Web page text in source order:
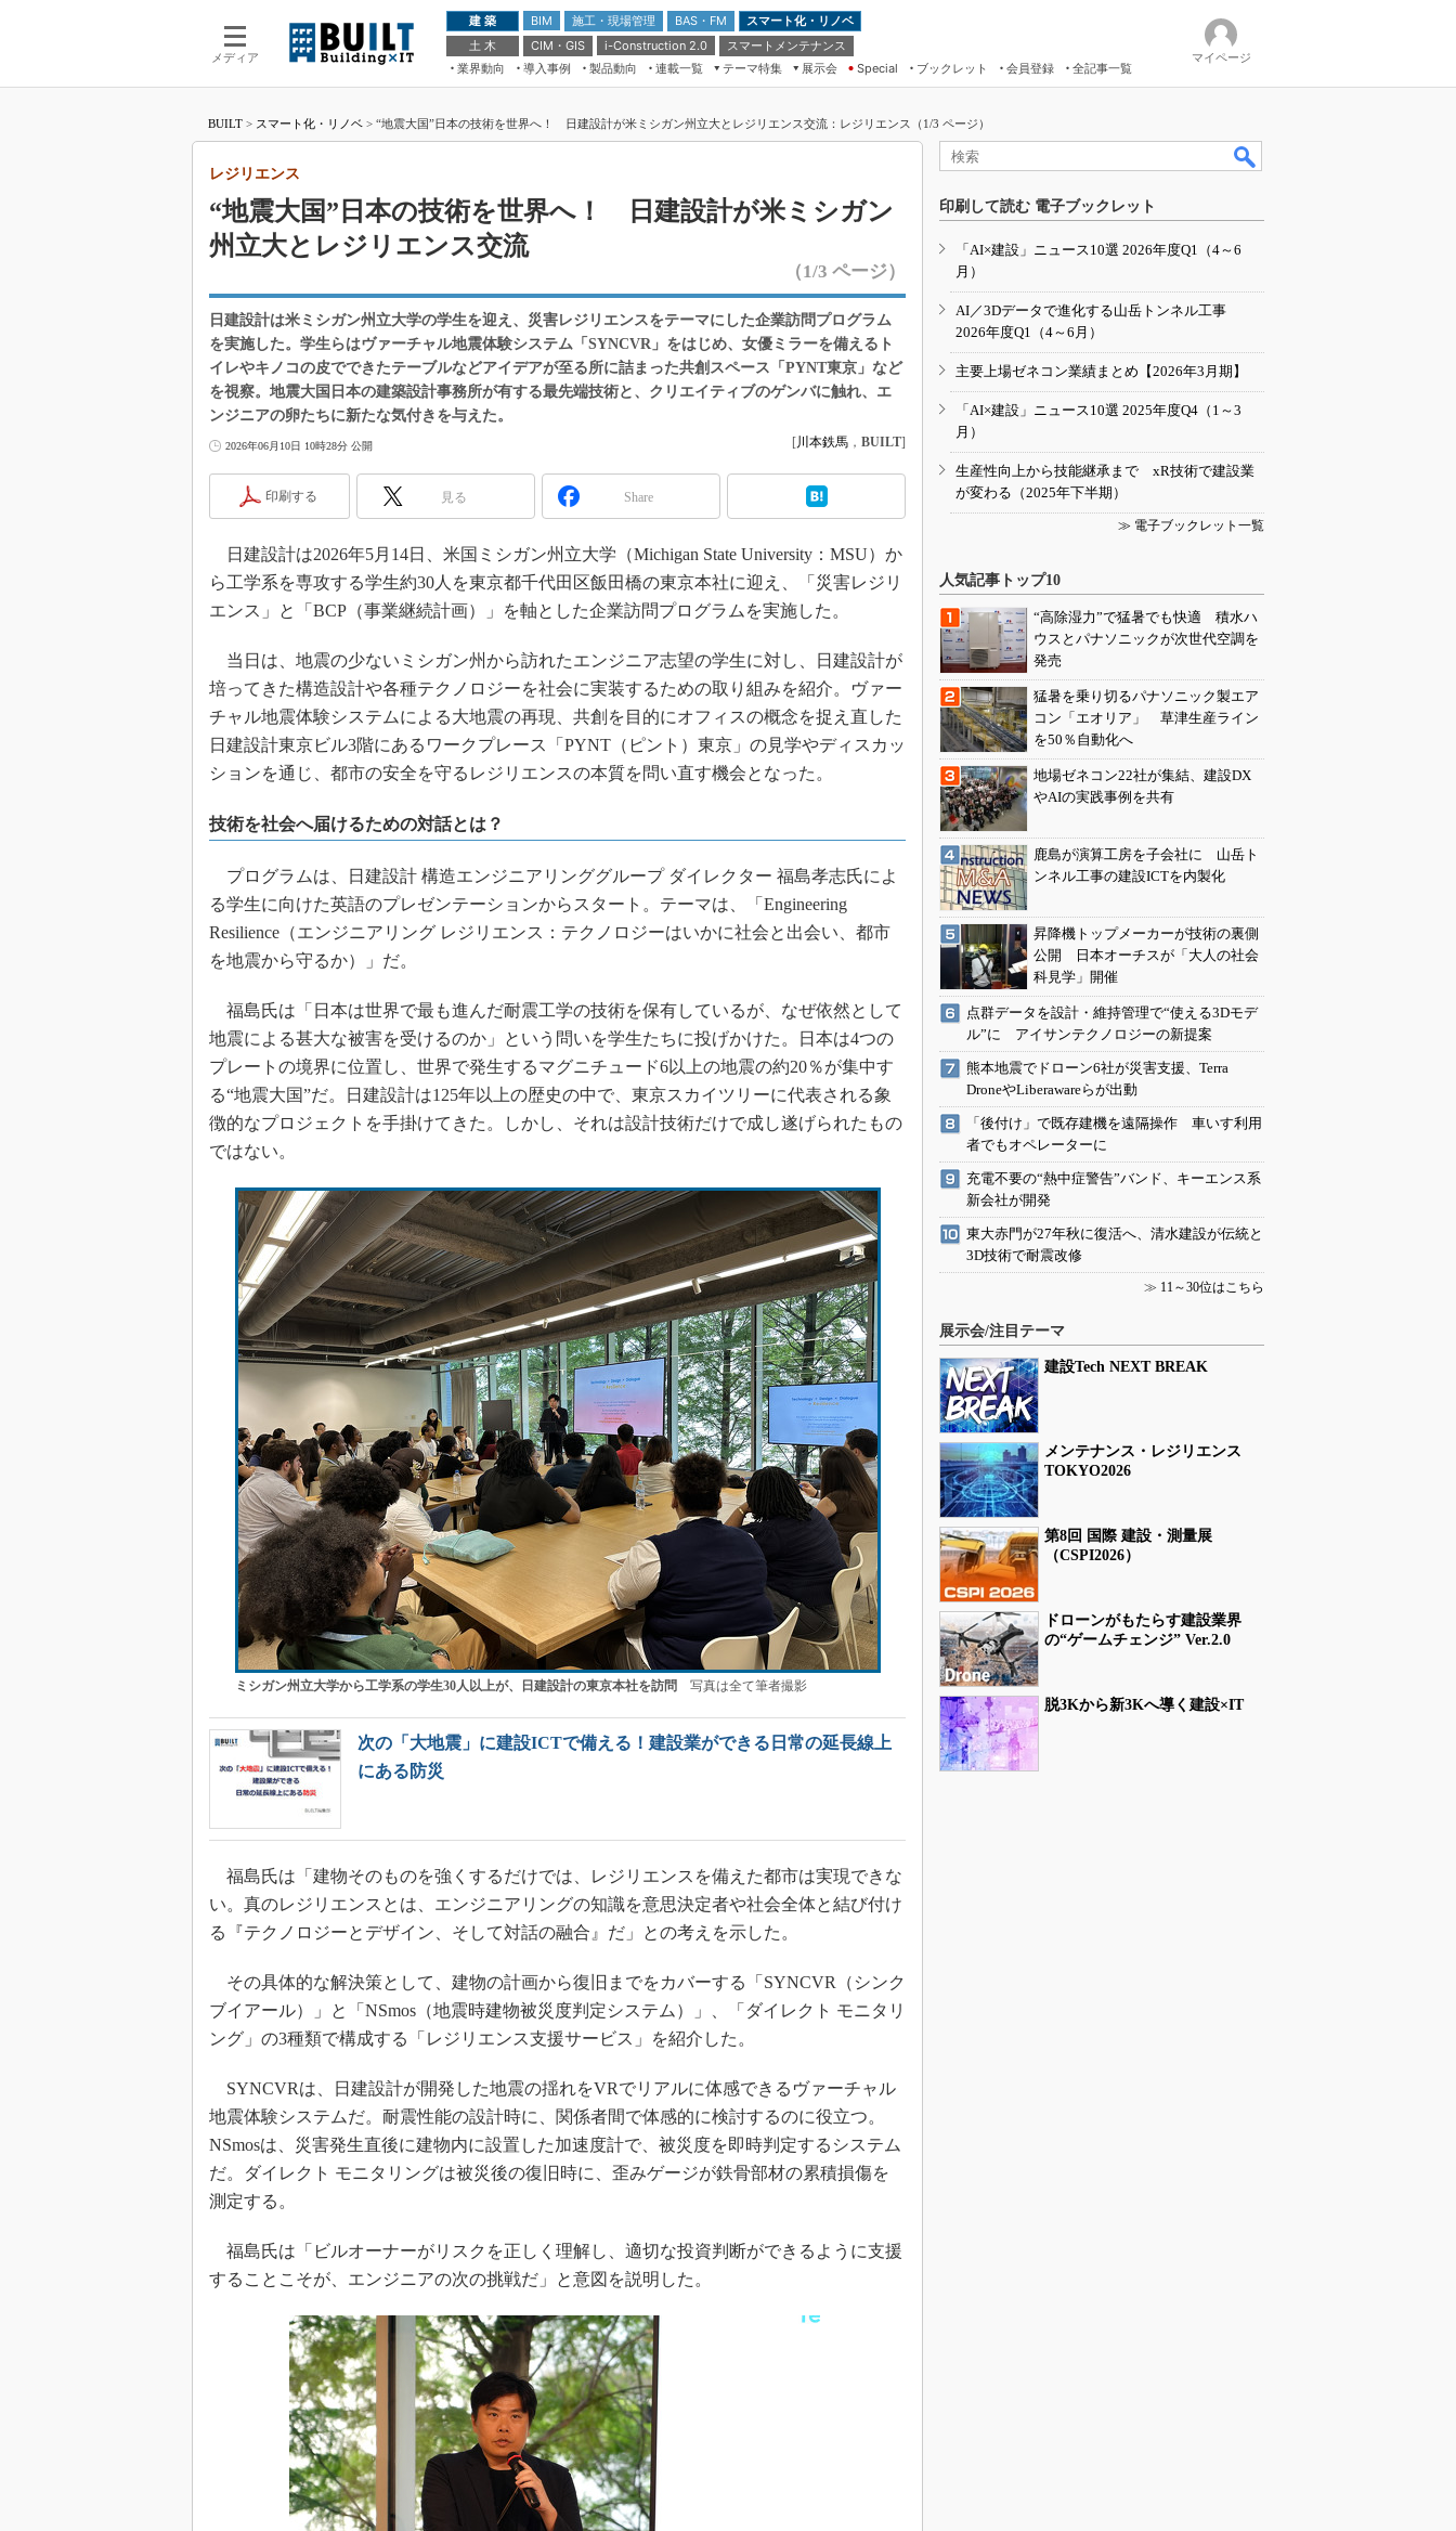
メディア
建 築 BIM 施工・現場管理 BAS・FM
スマート化・リノベ
土 木
CIM・GIS i-Construction 2.0
スマートメンテナンス
業界動向
導入事例 製品動向 連載一覧
テーマ特集
ドローンがもたらす建設業界の“ゲー
ムチェンジ” Ver.2.0
“Society5.0”時代のスマートビル
VR／ARが描くモノづくりのミライ
展示会
第8回 国際 建設・測量展
築・土木・不動産の先端技術展－
2020
日本 ものづくりワールド 2020
メンテナンス・レジリエンスTOKYO
2019
Special ブックレット 会員登録 全記事一覧
マイページ
BUILT > スマート化・リノベ > “地震大国”日本の技術を世界へ！ 日建設計が米ミシガン州立大とレジリエンス交流：レジリエンス（1/3 ページ）
“地震大国”日本の技術を世界へ！ 日建設計が米ミシガン
州立大とレジリエンス交流
レジリエンス
（1/3 ページ）
日建設計は米ミシガン州立大学の学生を迎え、災害レジリエンスをテーマにした企業訪問プログラム
を実施した。学生らはヴァーチャル地震体験システム「SYNCVR」をはじめ、女優ミラーを備えるト
イレやキノコの皮でできたテーブルなどアイデアが至る所に詰まった共創スペース「PYNT東京」など
を視察。地震大国日本の建築設計事務所が有する最先端技術と、クリエイティブのゲンバに触れ、エ
ンジニアの卵たちに新たな気付きを与えた。
2026年06月10日 10時28分 公開 [川本鉄馬 ， BUILT]
印刷する 見る Share
日建設計は2026年5月14日、米国ミシガン州立大学（Michigan State University：MSU）か
ら工学系を専攻する学生約30人を東京都千代田区飯田橋の東京本社に迎え、「災害レジリ
エンス」と「BCP（事業継続計画）」を軸とした企業訪問プログラムを実施した。
当日は、地震の少ないミシガン州から訪れたエンジニア志望の学生に対し、日建設計が
培ってきた構造設計や各種テクノロジーを社会に実装するための取り組みを紹介。ヴァー
チャル地震体験システムによる大地震の再現、共創を目的にオフィスの概念を捉え直した
日建設計東京ビル3階にあるワークプレース「PYNT（ピント）東京」の見学やディスカッ
ションを通じ、都市の安全を守るレジリエンスの本質を問い直す機会となった。
技術を社会へ届けるための対話とは？
プログラムは、日建設計 構造エンジニアリンググループ ダイレクター 福島孝志氏によ
る学生に向けた英語のプレゼンテーションからスタート。テーマは、「Engineering
Resilience（エンジニアリング レジリエンス：テクノロジーはいかに社会と出会い、都市
を地震から守るか）」だ。
福島氏は「日本は世界で最も進んだ耐震工学の技術を保有しているが、なぜ依然として
地震による甚大な被害を受けるのか」という問いを学生たちに投げかけた。日本は4つの
プレートの境界に位置し、世界で発生するマグニチュード6以上の地震の約20％が集中す
る“地震大国”だ。日建設計は125年以上の歴史の中で、東京スカイツリーに代表される象
徴的なプロジェクトを手掛けてきた。しかし、それは設計技術だけで成し遂げられたもの
ではない。
ミシガン州立大学から工学系の学生30人以上が、日建設計の東京本社を訪問 写真は全て筆者撮影
次の「大地震」に建設ICTで備える！建設業ができる日常の延長線上
にある防災
福島氏は「建物そのものを強くするだけでは、レジリエンスを備えた都市は実現できな
い。真のレジリエンスとは、エンジニアリングの知識を意思決定者や社会全体と結び付け
る『テクノロジーとデザイン、そして対話の融合』だ」との考えを示した。
その具体的な解決策として、建物の計画から復旧までをカバーする「SYNCVR（シンク
ブイアール）」と「NSmos（地震時建物被災度判定システム）」、「ダイレクト モニタリ
ング」の3種類で構成する「レジリエンス支援サービス」を紹介した。
SYNCVRは、日建設計が開発した地震の揺れをVRでリアルに体感できるヴァーチャル
地震体験システムだ。耐震性能の設計時に、関係者間で体感的に検討するのに役立つ。
NSmosは、災害発生直後に建物内に設置した加速度計で、被災度を即時判定するシステム
だ。ダイレクト モニタリングは被災後の復旧時に、歪みゲージが鉄骨部材の累積損傷を
測定する。
福島氏は「ビルオーナーがリスクを正しく理解し、適切な投資判断ができるように支援
することこそが、エンジニアの次の挑戦だ」と意図を説明した。
印刷して読む 電子ブックレット
「AI×建設」ニュース10選 2026年度Q1（4～6
月）
AI／3Dデータで進化する山岳トンネル工事
2026年度Q1（4～6月）
主要上場ゼネコン業績まとめ【2026年3月期】
「AI×建設」ニュース10選 2025年度Q4（1～3
月）
生産性向上から技能継承まで xR技術で建設業
が変わる（2025年下半期）
≫ 電子ブックレット一覧
人気記事トップ10
“高除湿力”で猛暑でも快適 積水ハ
ウスとパナソニックが次世代空調を
発売
猛暑を乗り切るパナソニック製エア
コン「エオリア」 草津生産ライン
を50％自動化へ
地場ゼネコン22社が集結、建設DX
やAIの実践事例を共有
鹿島が演算工房を子会社に 山岳ト
ンネル工事の建設ICTを内製化
昇降機トップメーカーが技術の裏側
公開 日本オーチスが「大人の社会
科見学」開催
点群データを設計・維持管理で“使える3Dモデ
ル”に アイサンテクノロジーの新提案
熊本地震でドローン6社が災害支援、Terra
DroneやLiberawareらが出動
「後付け」で既存建機を遠隔操作 車いす利用
者でもオペレーターに
充電不要の“熱中症警告”バンド、キーエンス系
新会社が開発
東大赤門が27年秋に復活へ、清水建設が伝統と
3D技術で耐震改修
≫ 11～30位はこちら
展示会/注目テーマ
建設Tech NEXT BREAK
メンテナンス・レジリエンス
TOKYO2026
第8回 国際 建設・測量展
（CSPI2026）
ドローンがもたらす建設業界
の“ゲームチェンジ” Ver.2.0
脱3Kから新3Kへ導く建設×IT